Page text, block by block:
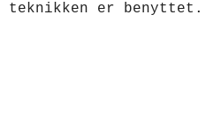
teknikken er benyttet.